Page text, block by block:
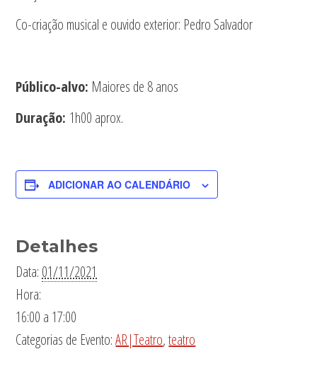
Co-criação musical e ouvido exterior: Pedro Salvador
Público-alvo: Maiores de 8 anos
Duração: 1h00 aprox.
ADICIONAR AO CALENDÁRIO
Detalhes
Data: 01/11/2021
Hora:
16:00 a 17:00
Categorias de Evento:AR|Teatro,teatro